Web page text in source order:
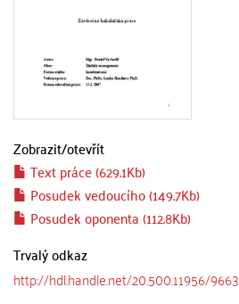
Zobrazit/otevřít
Text práce (629.1Kb)
Posudek vedoucího (149.7Kb)
Posudek oponenta (112.8Kb)
Trvalý odkaz
http://hdl.handle.net/20.500.11956/9663